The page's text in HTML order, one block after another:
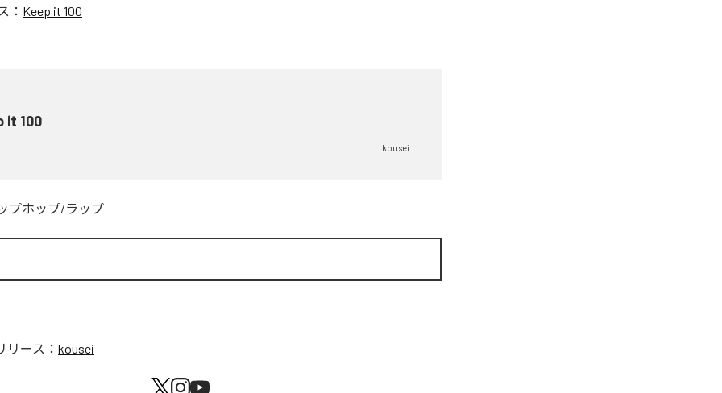
： Keep it 100
it 100
kousei
プホップ/ラップ
リース： kousei